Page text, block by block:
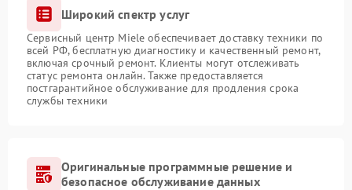
Широкий спектр услуг
Сервисный центр Miele обеспечивает доставку техники по
всей РФ, бесплатную диагностику и качественный ремонт,
включая срочный ремонт. Клиенты могут отслеживать
статус ремонта онлайн. Также предоставляется
постгарантийное обслуживание для продления срока
службы техники
Оригинальные программные решение и
безопасное обслуживание данных